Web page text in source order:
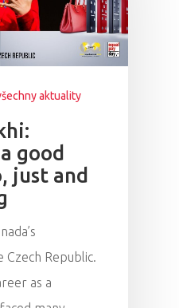
aktuality
good
just and
Czech Republic.
as a